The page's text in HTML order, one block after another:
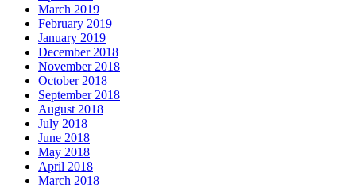
March 2019
February 2019
January 2019
December 2018
November 2018
October 2018
September 2018
August 2018
July 2018
June 2018
May 2018
April 2018
March 2018